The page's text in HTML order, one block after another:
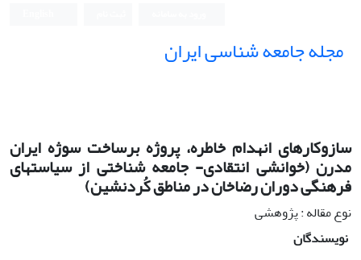
مجله جامعه شناسی ایران
سازوکارهای انهدام خاطره، پروژه برساخت سوژه ایران
مدرن (خوانشی انتقادی- جامعه شناختی از سیاستهای
فرهنگی دوران رضاخان در مناطق کُردنشین)
نوع مقاله : پژوهشی
نویسندگان